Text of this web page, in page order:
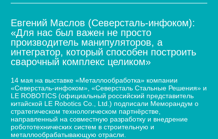
Евгений Маслов (Северсталь-инфоком):
«Для нас был важен не просто
производитель манипуляторов, а
интегратор, который способен построить
сварочный комплекс целиком»
14 мая на выставке «Металлообработка» компании
«Северсталь-инфоком», «Северсталь Стальные Решения» и
LE ROBOTICS (официальный российский представитель
китайской LE Robotics Co., Ltd.) подписали Меморандум о
стратегическом технологическом партнёрстве,
направленный на совместную разработку и внедрение
робототехнических систем в строительную и
металлообрабатывающую отрасли.